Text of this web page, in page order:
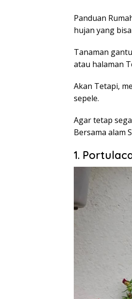
Panduan
hujan yang
Tanaman
atau halaman
Akan Tetapi,
sepele.
Agar tetap
Bersama alam
1.